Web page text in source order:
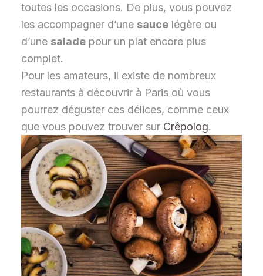
toutes les occasions. De plus, vous pouvez
les accompagner d’une saucelégère ou
d’une saladepour un plat encore plus
complet.
Pour les amateurs, il existe de nombreux
restaurants à découvrir à Paris où vous
pourrez déguster ces délices, comme ceux
que vous pouvez trouver sur Crêpolog.